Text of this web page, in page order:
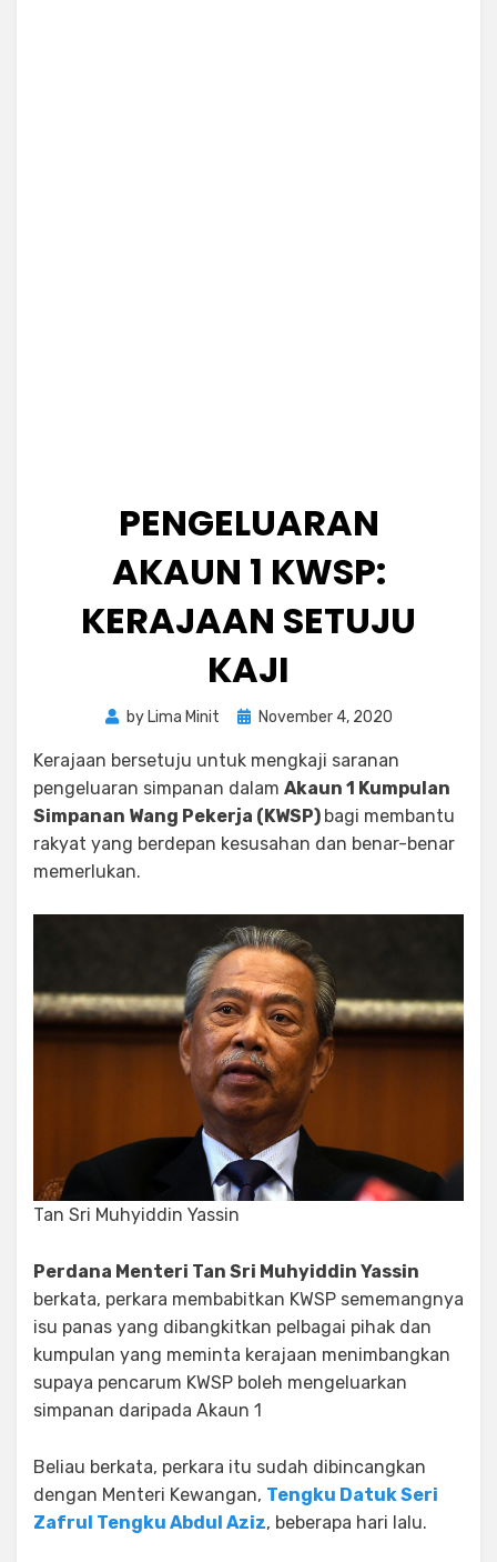
PENGELUARAN
AKAUN 1 KWSP:
KERAJAAN SETUJU
KAJI
by Lima Minit
PostedNovember 4, 2020
Kerajaan bersetuju untuk mengkaji saranan
pengeluaran simpanan dalam Akaun 1 Kumpulan
Simpanan Wang Pekerja (KWSP) bagi membantu
rakyat yang berdepan kesusahan dan benar-benar
memerlukan.
Tan Sri Muhyiddin Yassin
Perdana Menteri Tan Sri Muhyiddin Yassin
berkata, perkara membabitkan KWSP sememangnya
isu panas yang dibangkitkan pelbagai pihak dan
kumpulan yang meminta kerajaan menimbangkan
supaya pencarum KWSP boleh mengeluarkan
simpanan daripada Akaun 1
Beliau berkata, perkara itu sudah dibincangkan
dengan Menteri Kewangan, Tengku Datuk Seri
Zafrul Tengku Abdul Aziz, beberapa hari lalu.